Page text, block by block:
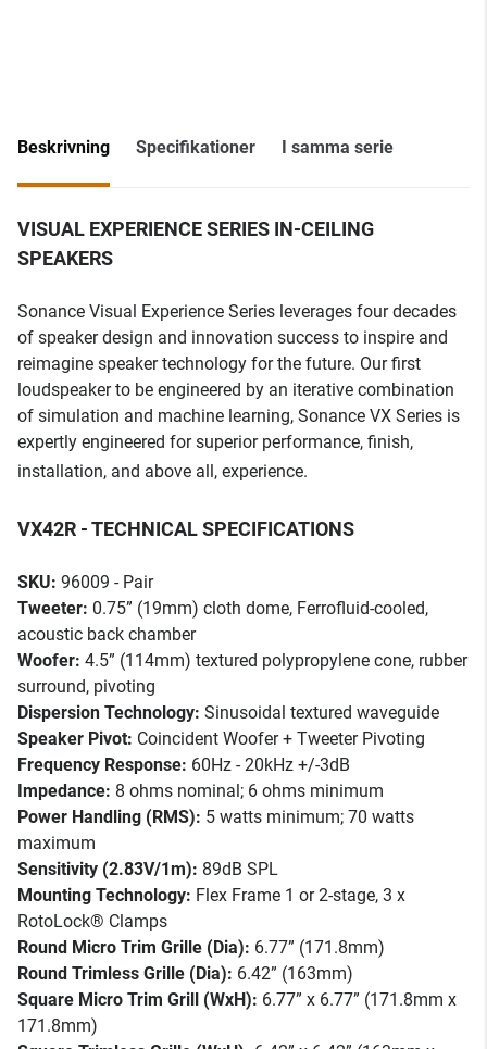
Beskrivning Specifikationer I samma serie
VISUAL EXPERIENCE SERIES IN-CEILING
SPEAKERS
Sonance Visual Experience Series leverages four decades
of speaker design and innovation success to inspire and
reimagine speaker technology for the future. Our first
loudspeaker to be engineered by an iterative combination
of simulation and machine learning, Sonance VX Series is
expertly engineered for superior performance, finish,
installation, and above all, experience.
VX42R - TECHNICAL SPECIFICATIONS
SKU: 96009 - Pair
Tweeter: 0.75” (19mm) cloth dome, Ferrofluid-cooled,
acoustic back chamber
Woofer: 4.5” (114mm) textured polypropylene cone, rubber
surround, pivoting
Dispersion Technology: Sinusoidal textured waveguide
Speaker Pivot: Coincident Woofer + Tweeter Pivoting
Frequency Response: 60Hz - 20kHz +/-3dB
Impedance: 8 ohms nominal; 6 ohms minimum
Power Handling (RMS): 5 watts minimum; 70 watts
maximum
Sensitivity (2.83V/1m): 89dB SPL
Mounting Technology: Flex Frame 1 or 2-stage, 3 x
RotoLock® Clamps
Round Micro Trim Grille (Dia): 6.77” (171.8mm)
Round Trimless Grille (Dia): 6.42” (163mm)
Square Micro Trim Grill (WxH): 6.77” x 6.77” (171.8mm x
171.8mm)